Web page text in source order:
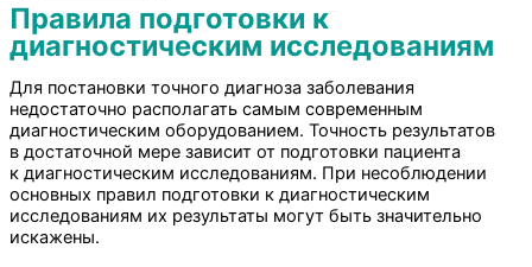
Правила подготовки к
диагностическим исследованиям
Для постановки точного диагноза заболевания
недостаточно располагать самым современным
диагностическим оборудованием. Точность результатов
в достаточной мере зависит от подготовки пациента
к диагностическим исследованиям. При несоблюдении
основных правил подготовки к диагностическим
исследованиям их результаты могут быть значительно
искажены.